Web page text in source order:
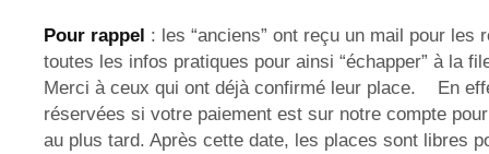
Pour rappel : les “anciens” ont reçu un mail pour les
toutes les infos pratiques pour ainsi “échapper” à la
Merci à ceux qui ont déjà confirmé leur place. En
réservées si votre paiement est sur notre compte
au plus tard. Après cette date, les places sont libres